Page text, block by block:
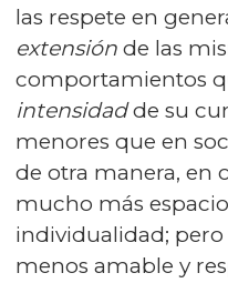
las respete en
extensión de las
comportamientos
intensidadde su
menores que en
de otra manera, en
mucho más
individualidad;
menos amable y